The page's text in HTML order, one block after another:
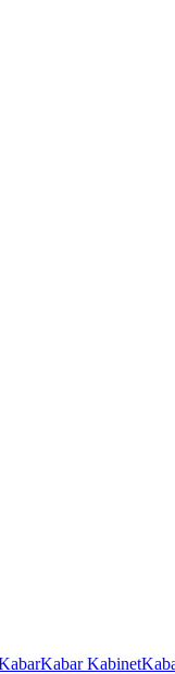
Kabar Kabinet